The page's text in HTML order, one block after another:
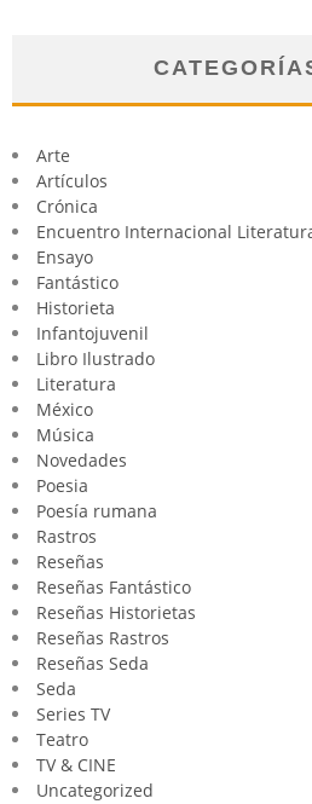
Arte
Artículos
Crónica
Encuentro Internacional
Ensayo
Fantástico
Historieta
Infantojuvenil
Libro Ilustrado
Literatura
México
Música
Novedades
Poesia
Poesía rumana
Rastros
Reseñas
Reseñas Fantástico
Reseñas Historietas
Reseñas Rastros
Reseñas Seda
Seda
Series TV
Teatro
TV & CINE
Uncategorized